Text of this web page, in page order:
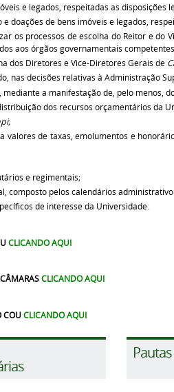
e legados, respeitadas as disposições
doações de bens imóveis e legados,
os processos de escolha do Reitor e do
aos órgãos governamentais
dos Diretores e Vice-Diretores Gerais de
nas decisões relativas à Administração
a manifestação de, pelo menos,
dos recursos orçamentários da
;
valores de taxas, emolumentos e
e regimentais;
composto pelos calendários
de interesse da Universidade.
CLICANDO AQUI
CLICANDO AQUI
COUCLICANDO AQUI